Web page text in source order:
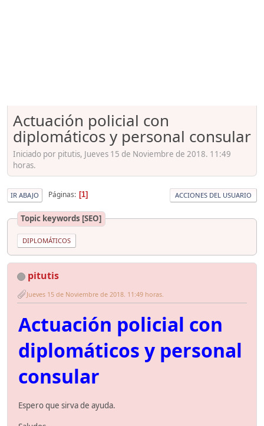
Actuación policial con
diplomáticos y personal consular
Iniciado por pitutis, Jueves 15 de Noviembre de 2018. 11:49
horas.
IR ABAJO Páginas 1 ACCIONES DEL USUARIO
Topic keywords [SEO]
DIPLOMÁTICOS
pitutis
Jueves 15 de Noviembre de 2018. 11:49 horas.
Actuación policial con
diplomáticos y personal
consular
Espero que sirva de ayuda.